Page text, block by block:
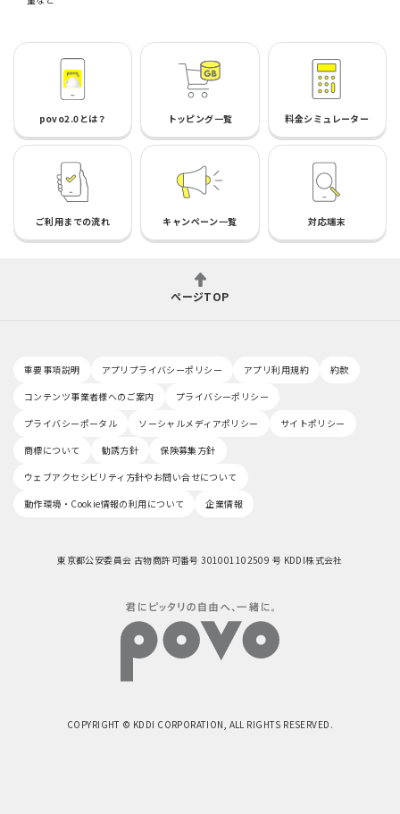
povo2.0とは？ トッピング一覧 料金シミュレーター
ご利用までの流れ キャンペーン一覧 対応端末
ページTOP
重要事項説明 アプリプライバシーポリシー アプリ利用規約
約款
コンテンツ事業者様へのご案内
プライバシーポリシー
プライバシーポータル
ソーシャルメディアポリシー
サイトポリシー
商標について
勧誘方針
保険募集方針
ウェブアクセシビリティ方針やお問い合せについて
動作環境・Cookie情報の利用について
企業情報
東京都公安委員会 古物商許可番号 301001102509 号 KDDI株式会社
COPYRIGHT © KDDI CORPORATION, ALL RIGHTS RESERVED.